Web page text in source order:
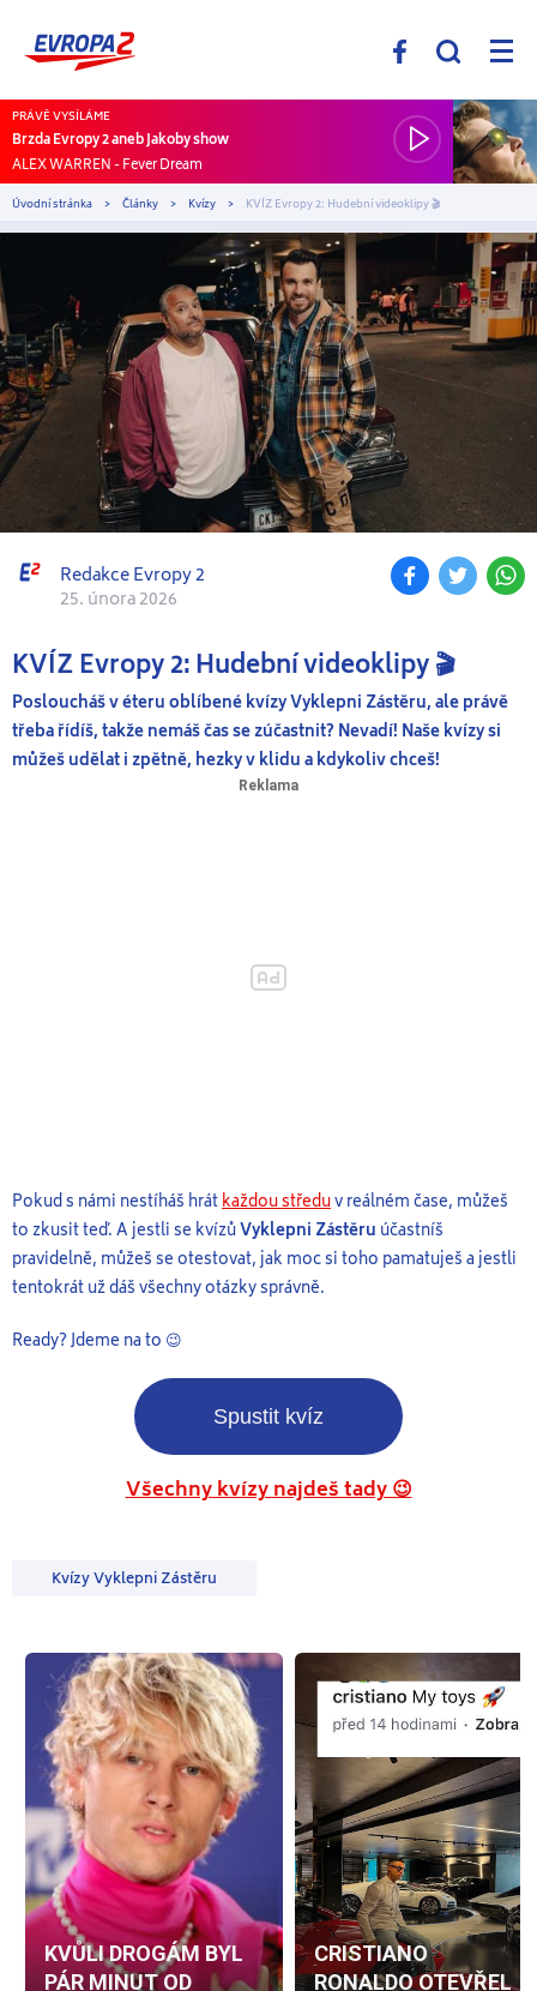
PRÁVĚ VYSÍLÁME
Brzda Evropy 2 aneb Jakoby show
ALEX WARREN - Fever Dream
Úvodní stránka Články Kvízy KVÍZ Evropy 2: Hudební videoklipy 🎬
Redakce Evropy 2
25. února 2026
KVÍZ Evropy 2: Hudební videoklipy 🎬
Posloucháš v éteru oblíbené kvízy Vyklepni Zástěru, ale právě
třeba řídíš, takže nemáš čas se zúčastnit? Nevadí! Naše kvízy si
můžeš udělat i zpětně, hezky v klidu a kdykoliv chceš!
Pokud s námi nestíháš hrát každou středu v reálném čase, můžeš
to zkusit teď. A jestli se kvízů Vyklepni Zástěru účastníš
pravidelně, můžeš se otestovat, jak moc si toho pamatuješ a jestli
tentokrát už dáš všechny otázky správně.
Ready? Jdeme na to 😉
Všechny kvízy najdeš tady 😉
Kvízy Vyklepni Zástěru